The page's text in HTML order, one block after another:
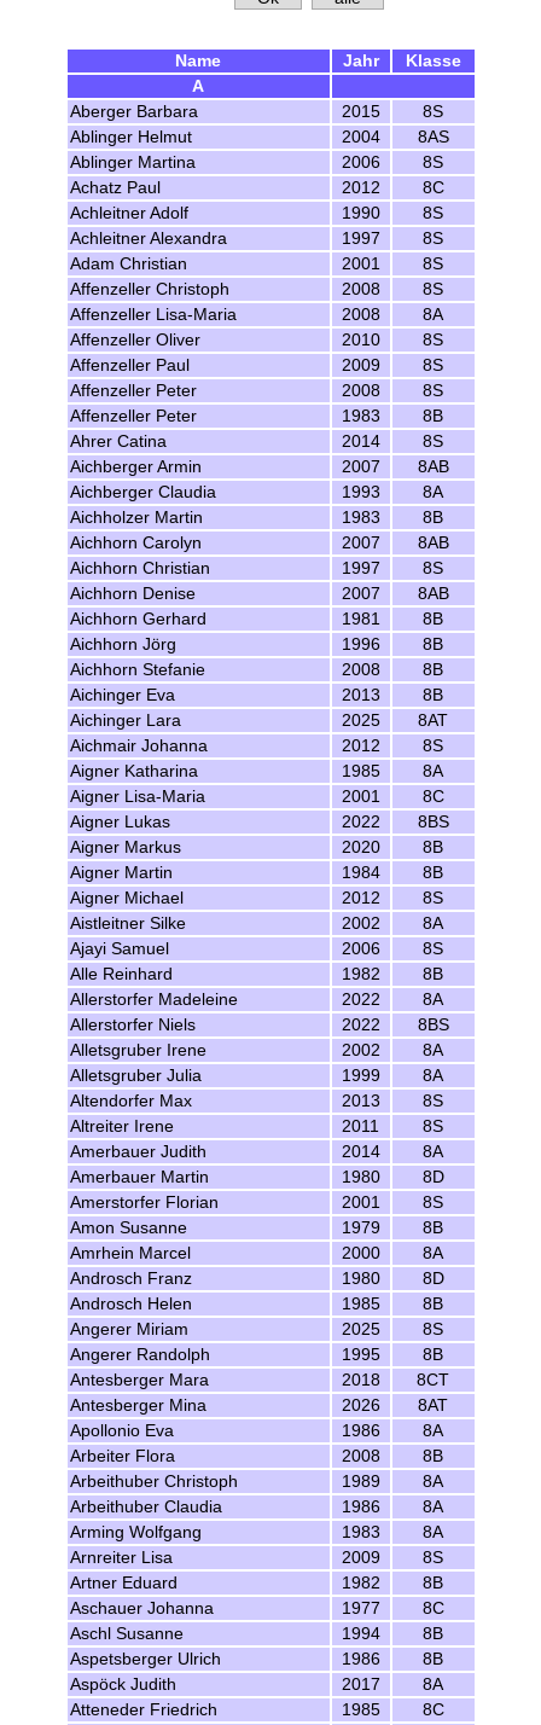
Name Jahr
Klasse
A
Aberger Barbara
2015
8S
Ablinger Helmut
2004
8AS
Ablinger Martina
2006
8S
Achatz Paul
2012
8C
Achleitner Adolf
1990
8S
Achleitner Alexandra
1997
8S
Adam Christian
2001
8S
Affenzeller Christoph
2008
8S
Affenzeller Lisa-Maria
2008
8A
Affenzeller Oliver
2010
8S
Affenzeller Paul
2009
8S
Affenzeller Peter
2008
8S
Affenzeller Peter
1983
8B
Ahrer Catina
2014
8S
Aichberger Armin
2007
8AB
Aichberger Claudia
1993
8A
Aichholzer Martin
1983
8B
Aichhorn Carolyn
2007
8AB
Aichhorn Christian
1997
8S
Aichhorn Denise
2007
8AB
Aichhorn Gerhard
1981
8B
Aichhorn Jörg
1996
8B
Aichhorn Stefanie
2008
8B
Aichinger Eva
2013
8B
Aichinger Lara
2025
8AT
Aichmair Johanna
2012
8S
Aigner Katharina
1985
8A
Aigner Lisa-Maria
2001
8C
Aigner Lukas
2022
8BS
Aigner Markus
2020
8B
Aigner Martin
1984
8B
Aigner Michael
2012
8S
Aistleitner Silke
2002
8A
Ajayi Samuel
2006
8S
Alle Reinhard
1982
8B
Allerstorfer Madeleine
2022
8A
Allerstorfer Niels
2022
8BS
Alletsgruber Irene
2002
8A
Alletsgruber Julia
1999
8A
Altendorfer Max
2013
8S
Altreiter Irene
2011
8S
Amerbauer Judith
2014
8A
Amerbauer Martin
1980
8D
Amerstorfer Florian
2001
8S
Amon Susanne
1979
8B
Amrhein Marcel
2000
8A
Androsch Franz
1980
8D
Androsch Helen
1985
8B
Angerer Miriam
2025
8S
Angerer Randolph
1995
8B
Antesberger Mara
2018
8CT
Antesberger Mina
2026
8AT
Apollonio Eva
1986
8A
Arbeiter Flora
2008
8B
Arbeithuber Christoph
1989
8A
Arbeithuber Claudia
1986
8A
Arming Wolfgang
1983
8A
Arnreiter Lisa
2009
8S
Artner Eduard
1982
8B
Aschauer Johanna
1977
8C
Aschl Susanne
1994
8B
Aspetsberger Ulrich
1986
8B
Aspöck Judith
2017
8A
Atteneder Friedrich
1985
8C